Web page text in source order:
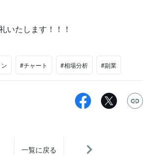
いたします！！！
#チャート #相場分析 #副業
一覧に戻る